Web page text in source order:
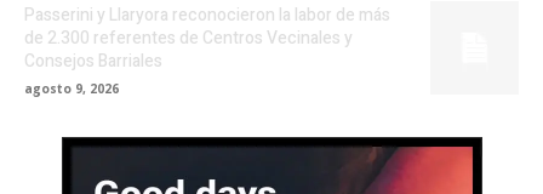
Passerini y Llaryora reconocieron la labor de más
de 2.300 referentes de Centros Vecinales y
Consejos Barriales
agosto 9, 2026